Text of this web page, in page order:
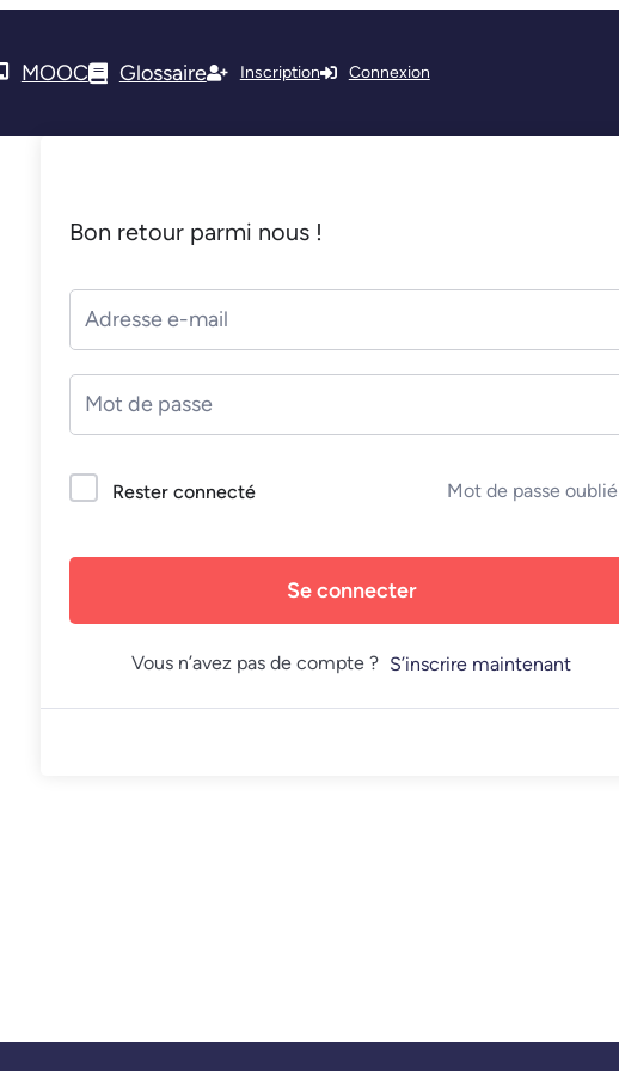
MOOC Glossaire Inscription Connexion
Bon retour parmi nous !
Rester connecté Mot de passe
Se connecter
Vous n’avez pas de compte ? S’inscrire maintenant